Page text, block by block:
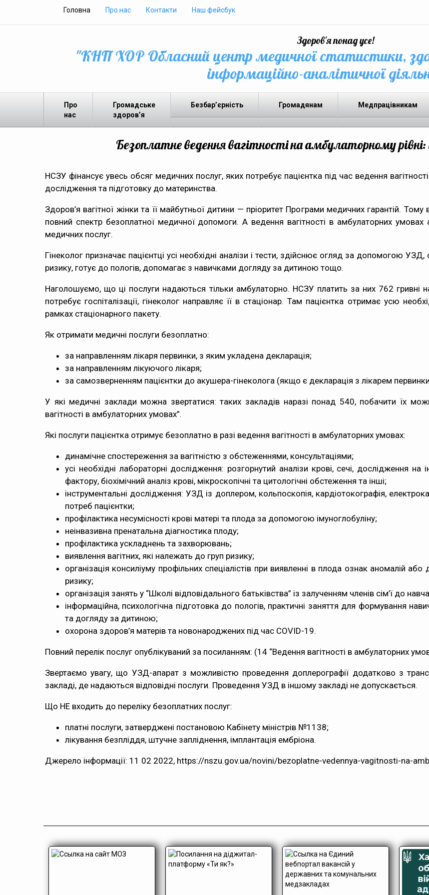
Головна Про нас Контакти Наш фейсбук
Здоров'я понад усе!
"КНП ХОР Обласний центр медичної статистики,
інформаційно-аналітичної
Про
нас
Громадське
здоров’я
Безбар’єрність Громадянам Медпрацівникам
Безоплатне ведення вагітності на амбулаторному
НСЗУ фінансує увесь обсяг медичних послуг, яких потребує пацієнтка під час ведення
дослідження та підготовку до материнства.
Здоров’я вагітної жінки та її майбутньої дитини — пріоритет Програми медичних гарантій. Тому
повний спектр безоплатної медичної допомоги. А ведення вагітності в амбулаторних
медичних послуг.
Гінеколог призначає пацієнтці усі необхідні аналізи і тести, здійснює огляд за допомогою
ризику, готує до пологів, допомагає з навичками догляду за дитиною тощо.
Наголошуємо, що ці послуги надаються тільки амбулаторно. НСЗУ платить за них 762 гривні
потребує госпіталізації, гінеколог направляє її в стаціонар. Там пацієнтка отримає усю
рамках стаціонарного пакету.
Як отримати медичні послуги безоплатно:
за направленням лікаря первинки, з яким укладена декларація;
за направленням лікуючого лікаря;
за самозверненням пацієнтки до акушера-гінеколога (якщо є декларація з лікарем
У які медичні заклади можна звертатися: таких закладів наразі понад 540, побачити їх
вагітності в амбулаторних умовах”.
Які послуги пацієнтка отримує безоплатно в разі ведення вагітності в амбулаторних умовах:
динамічне спостереження за вагітністю з обстеженнями, консультаціями;
усі необхідні лабораторні дослідження: розгорнутий аналізи крові, сечі, дослідження на
фактору, біохімічний аналіз крові, мікроскопічні та цитологічні обстеження та інші;
інструментальні дослідження: УЗД із доплером, кольпоскопія, кардіотокографія,
потреб пацієнтки;
профілактика несумісності крові матері та плода за допомогою імуноглобуліну;
неінвазивна пренатальна діагностика плоду;
профілактика ускладнень та захворювань;
виявлення вагітних, які належать до груп ризику;
організація консиліуму профільних спеціалістів при виявленні в плода ознак аномалій або
ризику;
організація занять у “Школі відповідального батьківства” із залученням членів сім’ї до
інформаційна, психологічна підготовка до пологів, практичні заняття для формування
та догляду за дитиною;
охорона здоров’я матерів та новонароджених під час COVID-19.
Повний перелік послуг опублікуваний за посиланням: (14 “Ведення вагітності в амбулаторних
Звертаємо увагу, що УЗД-апарат з можливістю проведення доплерографії додатково з
закладі, де надаються відповідні послуги. Проведення УЗД в іншому закладі не допускається.
Що НЕ входить до переліку безоплатних послуг:
платні послуги, затверджені постановою Кабінету міністрів №1138;
лікування безпліддя, штучне запліднення, імплантація ембріона.
Джерело інформації: 11 02 2022, https://nszu.gov.ua/novini/bezoplatne-vedennya-vagitnosti-na-